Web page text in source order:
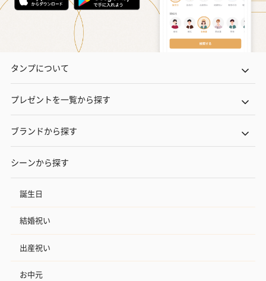
タンプについて
プレゼントを一覧から探す
ブランドから探す
シーンから探す
誕生日
結婚祝い
出産祝い
お中元